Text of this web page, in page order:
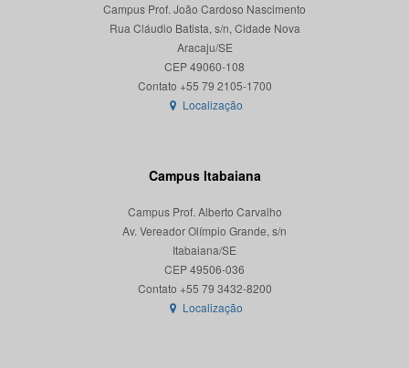
Campus Prof. João Cardoso Nascimento
Rua Cláudio Batista, s/n, Cidade Nova
Aracaju/SE
CEP 49060-108
Localização
Campus Itabaiana
Campus Prof. Alberto Carvalho
Av. Vereador Olímpio Grande, s/n
Itabaiana/SE
CEP 49506-036
Localização